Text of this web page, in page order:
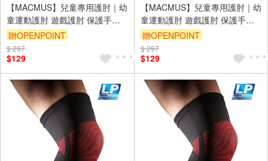
【MACMUS】兒童專用護肘｜幼
童運動護肘 遊戲護肘 保護手肘
小朋友護肘 保護膝蓋適用4-12歲
左右兒童 雙色可選(裸包出貨)
贈OPENPOINT
$ 297
$129
【MACMUS】兒童專用護肘｜幼
童運動護肘 遊戲護肘 保護手肘
小朋友護肘 保護膝蓋適用4-12歲
左右兒童 雙色可選(裸包出貨)
贈OPENPOINT
$ 297
$129